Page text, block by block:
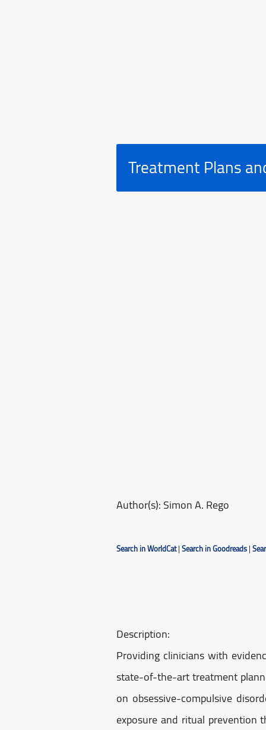
Treatment Plans
Author(s): Simon A. Rego
Search in WorldCat|Search in Goodreads|
Description:
Providing clinicians with
state-of-the-art treatment
on obsessive-compulsive
exposure and ritual prevention